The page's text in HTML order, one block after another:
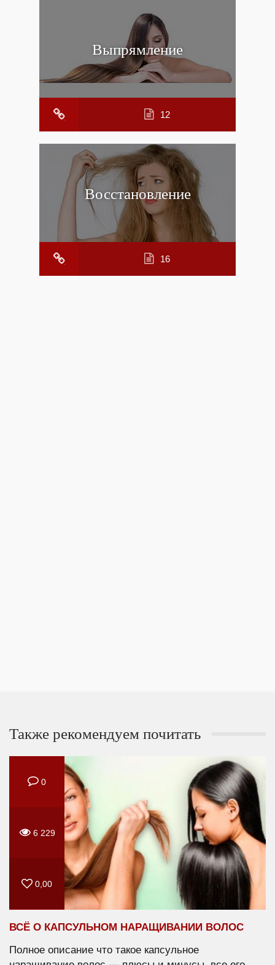
Выпрямление
12
Восстановление
16
Также рекомендуем почитать
0
6 229
0,00
ВСЁ О КАПСУЛЬНОМ НАРАЩИВАНИИ ВОЛОС
Полное описание что такое капсульное